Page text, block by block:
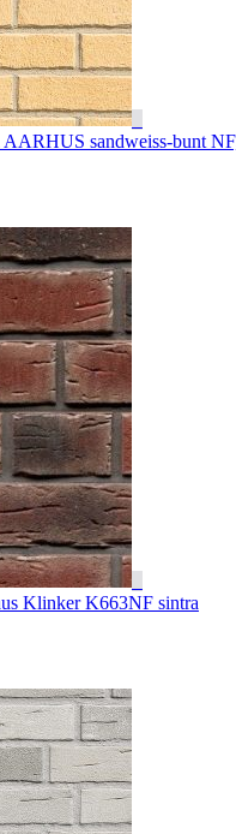
sandweiss-bunt
Klinker K663NF sintra